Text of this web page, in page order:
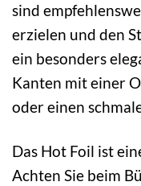
sind
erzielen und den
ein besonders
Kanten mit einer
oder einen
Das Hot Foil ist
Achten Sie beim